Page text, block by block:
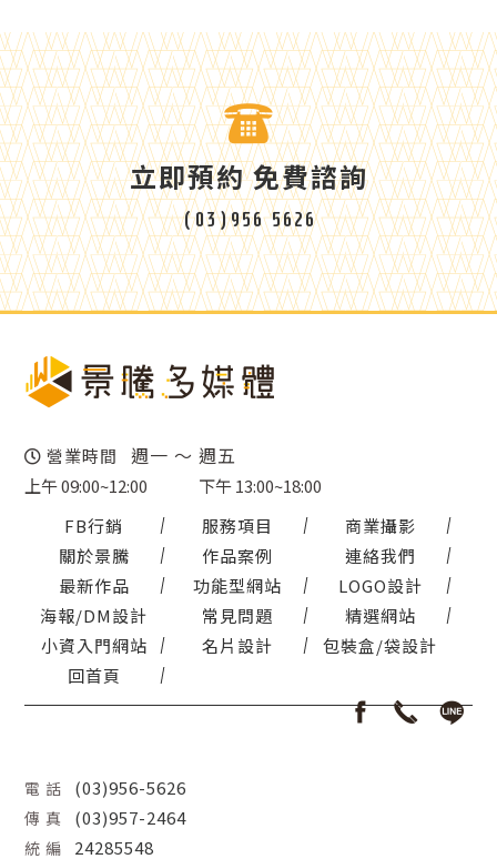
立即預約 免費諮詢
(03)956 5626
營業時間 週一 ～ 週五
上午 09:00~12:00
下午 13:00~18:00
FB行銷
服務項目
商業攝影
關於景騰
作品案例
連絡我們
最新作品
功能型網站
LOGO設計
海報/DM設計
常見問題
精選網站
小資入門網站
名片設計
包裝盒/袋設計
回首頁
電 話 (03)956-5626
傳 真 (03)957-2464
統 編 24285548